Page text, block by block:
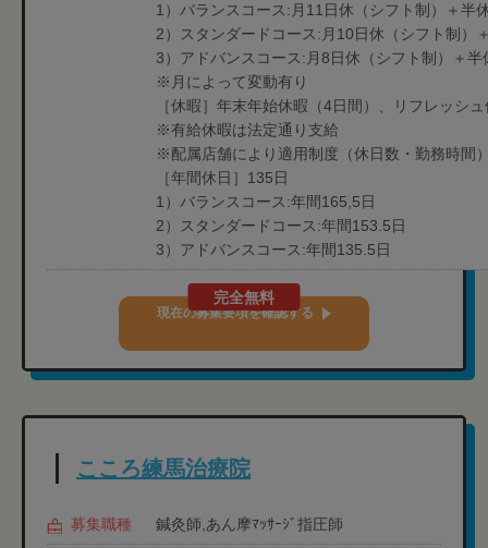
1）バランスコース:月11日休（シフト制）＋半
2）スタンダードコース:月10日休（シフト制）
3）アドバンスコース:月8日休（シフト制）＋半
※月によって変動有り
［休暇］年末年始休暇（4日間）、リフレッシ
※有給休暇は法定通り支給
※配属店舗により適用制度（休日数・勤務時間
［年間休日］135日
1）バランスコース:年間165,5日
2）スタンダードコース:年間153.5日
3）アドバンスコース:年間135.5日
完全無料
現在の募集要項を確認する
こころ練馬治療院
募集職種 鍼灸師,あん摩ﾏｯｻｰｼﾞ指圧師